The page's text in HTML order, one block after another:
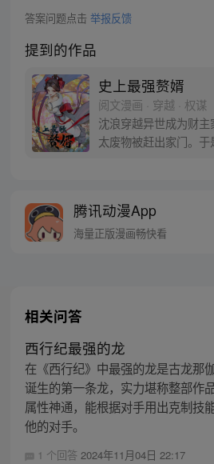
答案问题点击 举报反馈
提到的作品
史上最强赘婿
阅文漫画 · 穿越 · 权谋
沈浪穿越异世成为财
太废物被赶出家门。
谁敢惹我就让我娘子
六更新）
腾讯动漫App
海量正版漫画畅快看
相关问答
西行纪最强的龙
在《西行纪》中最强的龙是古龙那
诞生的第一条龙，实力堪称整部作
属性神通，能根据对手用出克制技
他的对手。
1 个回答 2024年11月04日 22:17